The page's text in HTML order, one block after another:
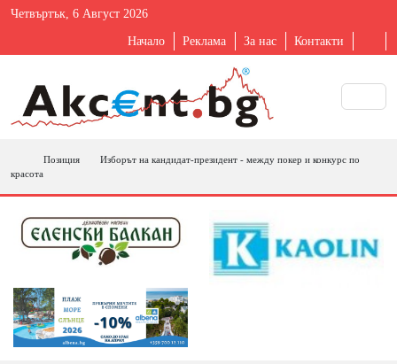
Четвъртък, 6 Август 2026
Начало Реклама За нас Контакти
Позиция
Изборът на кандидат-президент - между покер и конкурс по
красота